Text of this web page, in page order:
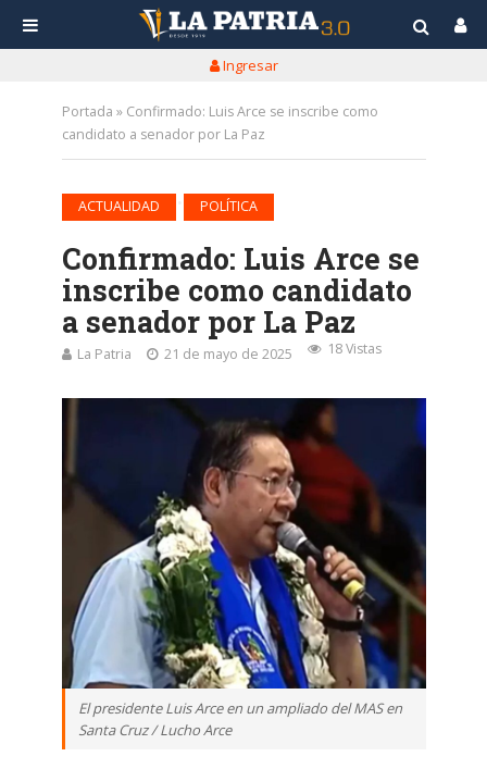
Ingresar
Portada » Confirmado: Luis Arce se inscribe como
candidato a senador por La Paz
ACTUALIDAD POLÍTICA
Confirmado: Luis Arce se
inscribe como candidato
a senador por La Paz
La Patria 21 de mayo de 2025 18 Vistas
El presidente Luis Arce en un ampliado del MAS en
Santa Cruz / Lucho Arce